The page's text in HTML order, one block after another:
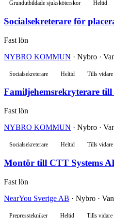
Grundutbildade sjuksköterskor Heltid
Socialsekreterare för
Fast lön
NYBRO KOMMUN · Nybro ·
Socialsekreterare Heltid Tills vidare
Familjehemsrekryterare till
Fast lön
NYBRO KOMMUN · Nybro ·
Socialsekreterare Heltid Tills vidare
Montör till CTT Systems
Fast lön
NearYou Sverige AB · Nybro ·
Prepresstekniker Heltid Tills vidare